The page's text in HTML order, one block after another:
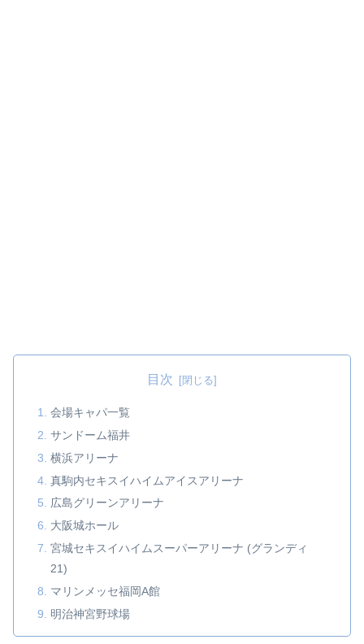
目次
会場キャパ一覧
サンドーム福井
横浜アリーナ
真駒内セキスイハイムアイスアリーナ
広島グリーンアリーナ
大阪城ホール
宮城セキスイハイムスーパーアリーナ (グランディ
21)
マリンメッセ福岡A館
明治神宮野球場